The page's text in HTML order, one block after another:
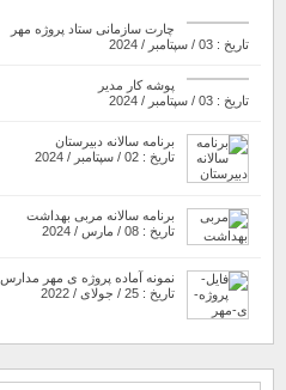
چارت سازمانی ستاد پروژه مهر
تاریخ : 03 / سپتامبر / 2024
پوشه کار مدیر
تاریخ : 03 / سپتامبر / 2024
برنامه سالانه دبیرستان
تاریخ : 02 / سپتامبر / 2024
برنامه سالانه مربی بهداشت
تاریخ : 08 / مارس / 2024
نمونه آماده پروژه ی مهر مدارس
تاریخ : 25 / جولای / 2022